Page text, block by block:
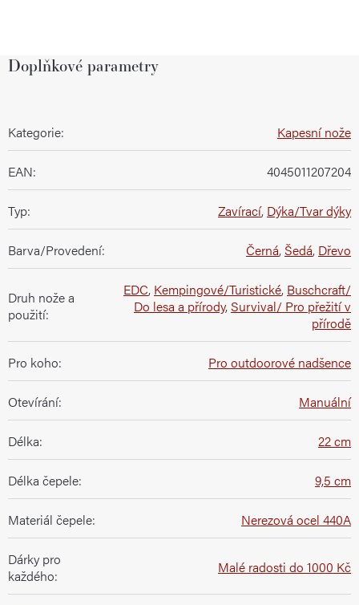
Doplňkové parametry
Kategorie: Kapesní nože
EAN: 4045011207204
Typ: Zavírací, Dýka/Tvar dýky
Barva/Provedení: Černá, Šedá, Dřevo
Druh nože a
použití:
EDC, Kempingové/Turistické, Buschcraft/
Do lesa a přírody, Survival/ Pro přežití v
přírodě
Pro koho: Pro outdoorové nadšence
Otevírání: Manuální
Délka: 22 cm
Délka čepele: 9,5 cm
Materiál čepele: Nerezová ocel 440A
Dárky pro
každého: Malé radosti do 1000 Kč